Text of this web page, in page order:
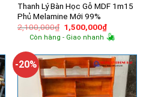
Thanh Lý Bàn Học Gỗ MDF 1m15
Phủ Melamine Mới 99%
2,100,000₫ Giá
gốc
là:
1,500,000₫Giá
hiện
tại
Còn hàng - Giao nhanh
-20%